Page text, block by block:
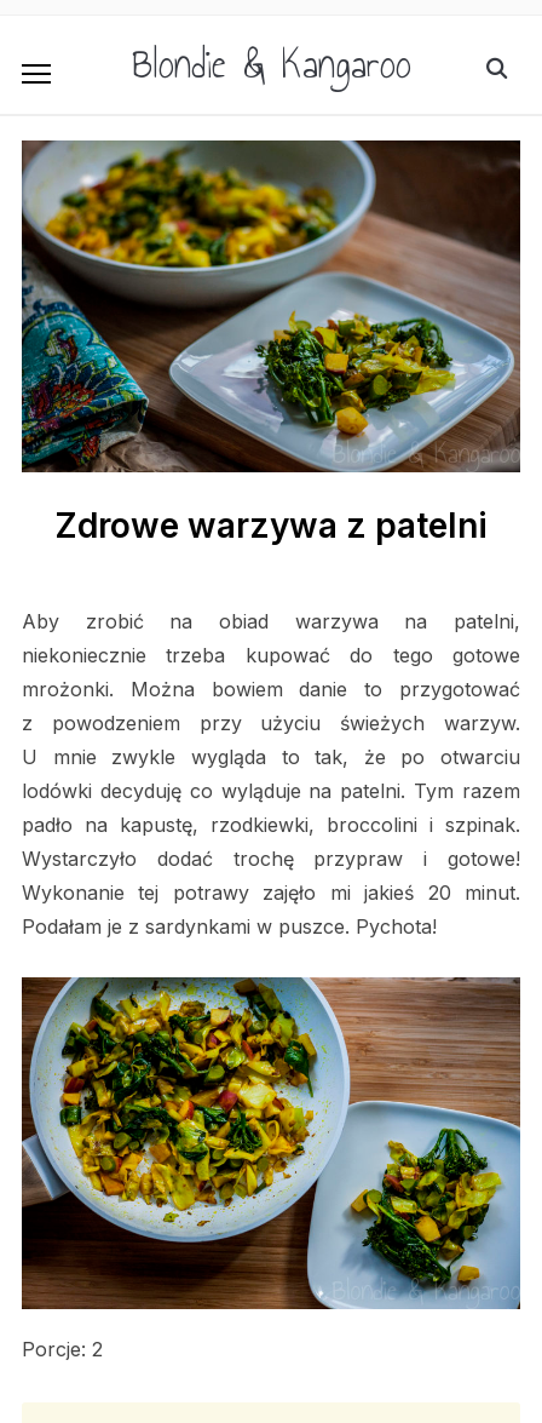
Blondie & Kangaroo
Zdrowe warzywa z patelni
Aby zrobić na obiad warzywa na patelni,
niekoniecznie trzeba kupować do tego gotowe
mrożonki. Można bowiem danie to przygotować
z powodzeniem przy użyciu świeżych warzyw.
U mnie zwykle wygląda to tak, że po otwarciu
lodówki decyduję co wyląduje na patelni. Tym razem
padło na kapustę, rzodkiewki, broccolini i szpinak.
Wystarczyło dodać trochę przypraw i gotowe!
Wykonanie tej potrawy zajęło mi jakieś 20 minut.
Podałam je z sardynkami w puszce. Pychota!
Porcje: 2